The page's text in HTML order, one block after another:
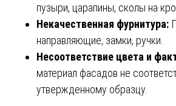
пузыри, царапины, сколы на
Некачественная фурнитура:
направляющие, замки, ручки.
Несоответствие цвета и
материал фасадов не
утвержденному образцу.